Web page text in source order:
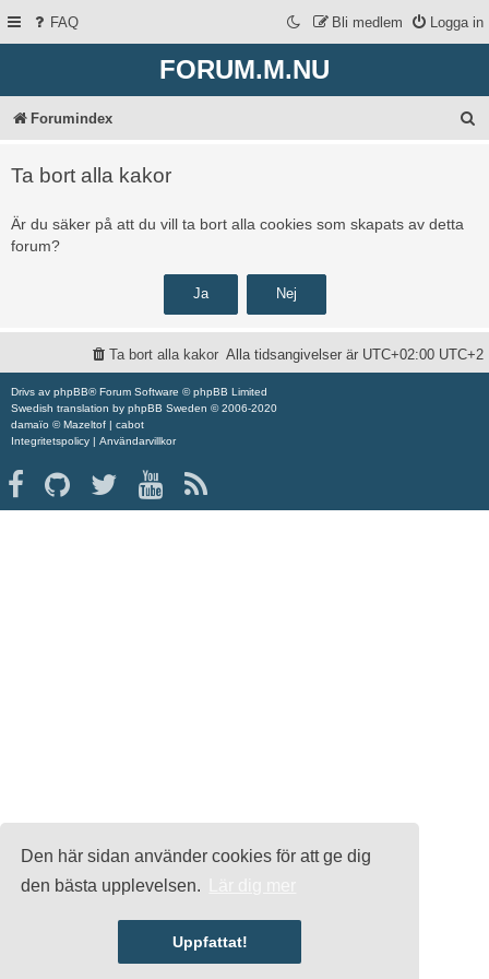
Den här sidan använder cookies för att ge dig
den bästa upplevelsen.
Uppfattat!
FAQ Logga in
Bli medlem
FORUM.M.NU
Forumindex
Ta bort alla kakor
Är du säker på att du vill ta bort alla cookies som skapats av detta
forum?
Alla tidsangivelser är UTC+02:00 UTC+2
Ta bort alla kakor
Drivs av phpBB® Forum Software © phpBB Limited
Swedish translation by phpBB Sweden © 2006-2020
damaïo ©Mazeltof | cabot
Integritetspolicy | Användarvillkor